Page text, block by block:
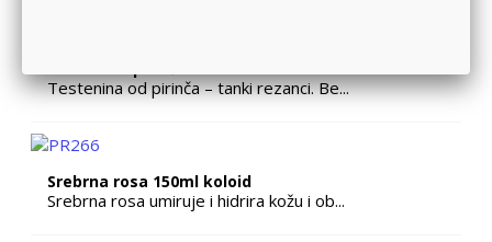
Testenina od pirinča – tanki rezanci. Be...
Srebrna rosa 150ml koloid
Srebrna rosa umiruje i hidrira kožu i ob...